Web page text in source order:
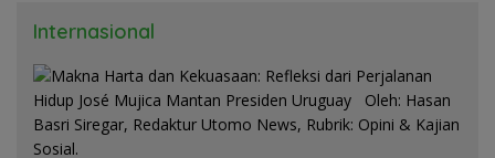
Internasional